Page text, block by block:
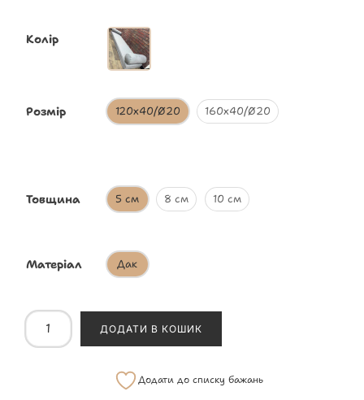
Колір
Розмір 120х40/Ø20 160х40/Ø20
Товщина 5 см 8 см 10 см
Матеріал Дак
ДОДАТИ В КОШИК
Додати до списку бажань